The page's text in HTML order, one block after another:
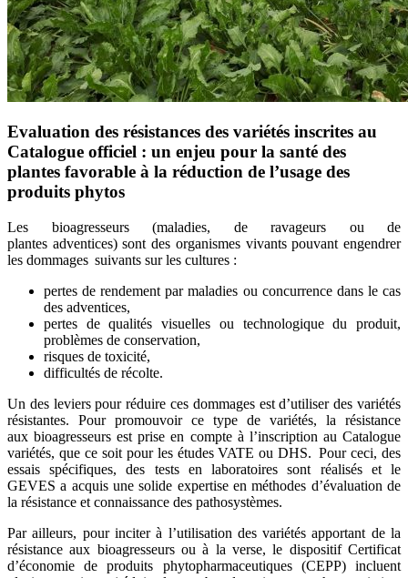
Evaluation des résistances des variétés inscrites au
Catalogue officiel : un enjeu pour la santé des
plantes favorable à la réduction de l’usage des
produits phytos
Les bioagresseurs(maladies, de ravageurs ou de
plantes adventices)sont des organismes vivants pouvant engendrer
les dommages suivants sur les cultures :
pertes de rendement par maladies ou concurrence dans le cas
des adventices,
pertes de qualités visuelles ou technologique du produit,
problèmes de conservation,
risques de toxicité,
difficultés de récolte.
Un des leviers pour réduire ces dommages est d’utiliser des variétés
résistantes. Pour promouvoir ce type de variétés, la résistance
auxbioagresseurs est prise en compte à l’inscription au Catalogue
variétés, que ce soit pour les études VATE ou DHS. Pour ceci, des
essais spécifiques, des tests en laboratoires sont réalisés et le
GEVES a acquis une solide expertise en méthodes d’évaluation de
la résistance et connaissance des pathosystèmes.
Par ailleurs, pour inciter à l’utilisation des variétés apportant de la
résistance aux bioagresseursou à la verse, le dispositif Certificat
d’économie de produits phytopharmaceutiques (CEPP) incluent